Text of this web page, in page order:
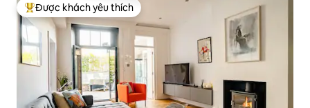
Được khách yêu thích nhất
Được khách yêu thích